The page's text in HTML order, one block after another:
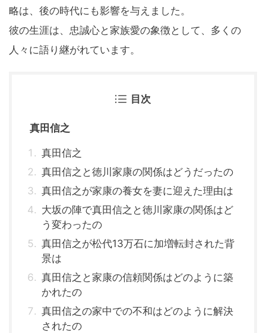
略は、後の時代にも影響を与えました。
彼の生涯は、忠誠心と家族愛の象徴として、多くの
人々に語り継がれています。
目次
真田信之
真田信之
真田信之と徳川家康の関係はどうだったの
真田信之が家康の養女を妻に迎えた理由は
大坂の陣で真田信之と徳川家康の関係はど
う変わったの
真田信之が松代13万石に加増転封された背
景は
真田信之と家康の信頼関係はどのように築
かれたの
真田信之の家中での不和はどのように解決
されたの